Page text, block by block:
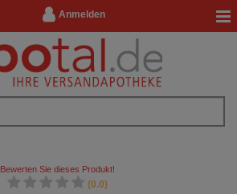
Anmelden
Bewerten Sie dieses Produkt!
(0.0)